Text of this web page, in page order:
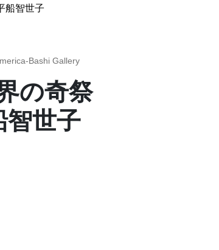
船智世子
Bashi Gallery
の奇祭
世子